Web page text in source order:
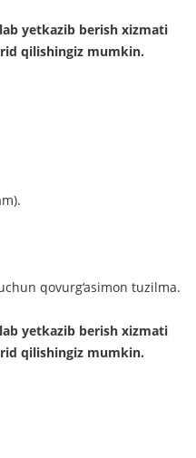
yetkazib berish xizmati
qilishingiz mumkin.
qovurg‘asimon tuzilma.
yetkazib berish xizmati
qilishingiz mumkin.